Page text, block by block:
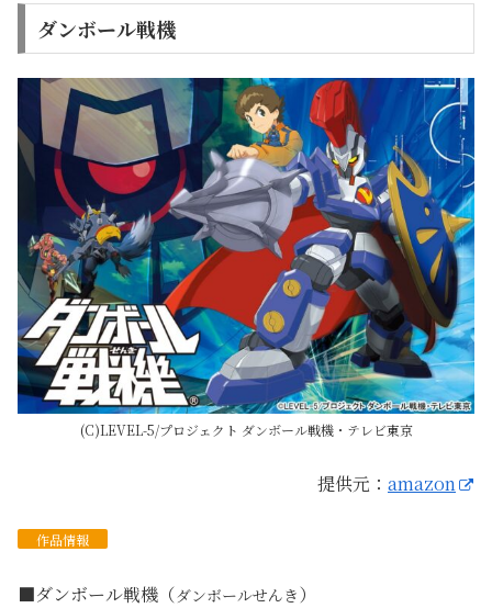
ダンボール戦機
(C)LEVEL-5/プロジェクト ダンボール戦機・テレビ東京
提供元： amazon
作品情報
■ダンボール戦機（ダンボールせんき）